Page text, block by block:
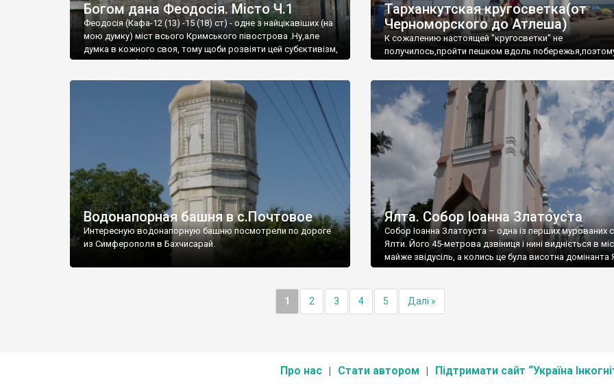
Богом дана Феодосія. Місто Ч.1
Феодосія (Кафа-12 (13) -15 (18) ст) - одне з найцікавіших (на
мою думку) міст всього Кримського півострова .Ну,але
думка в кожного своя, тому щоби розвіяти цей субєктивізм,
запрошую відвідати це
Тарханкутская кругосветка(от
Черноморского до Атлеша)
К сожалению настоящей "кругосветки" не
получилось,пройти пешком вдоль
Водонапорная башня в с.Почтовое
Интересную водонапорную башню посмотрели по дороге
из Симферополя в Бахчисарай.
Ялта. Собор Іоанна Златоуста
Собор Іоанна Златоуста – одна із перших мурованих
Ялти. Його 45-метрова дзвіниця і нині видніється в
майже звідусіль, а колись це була висотна домінанта
1 2 3 4 5 Далі »
Про нас Стати автором Підтримати сайт “Україна